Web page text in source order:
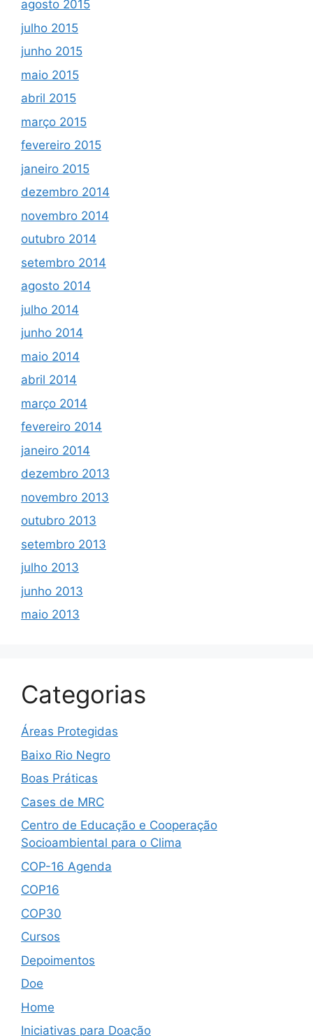
agosto 2015
julho 2015
junho 2015
maio 2015
abril 2015
março 2015
fevereiro 2015
janeiro 2015
dezembro 2014
novembro 2014
outubro 2014
setembro 2014
agosto 2014
julho 2014
junho 2014
maio 2014
abril 2014
março 2014
fevereiro 2014
janeiro 2014
dezembro 2013
novembro 2013
outubro 2013
setembro 2013
julho 2013
junho 2013
maio 2013
Categorias
Áreas Protegidas
Baixo Rio Negro
Boas Práticas
Cases de MRC
Centro de Educação e Cooperação
Socioambiental para o Clima
COP-16 Agenda
COP16
COP30
Cursos
Depoimentos
Doe
Home
Iniciativas para Doação